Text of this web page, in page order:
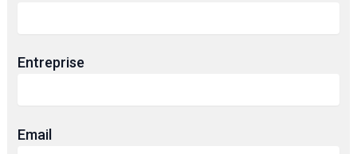
Entreprise
Email